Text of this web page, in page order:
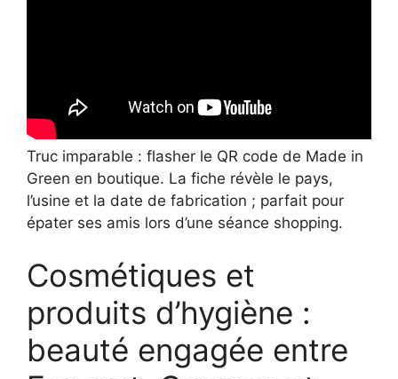
Truc imparable : flasher le QR code de Made in
Green en boutique. La fiche révèle le pays,
l’usine et la date de fabrication ; parfait pour
épater ses amis lors d’une séance shopping.
Cosmétiques et
produits d’hygiène :
beauté engagée entre